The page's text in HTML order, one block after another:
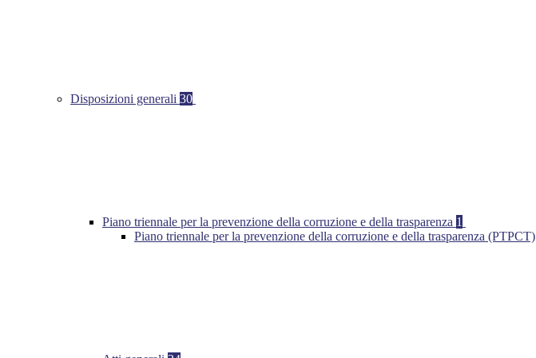
Disposizioni generali 30
Piano triennale per la prevenzione della corruzione e della trasparenza 1
Piano triennale per la prevenzione della corruzione e della trasparenza (PTPCT)